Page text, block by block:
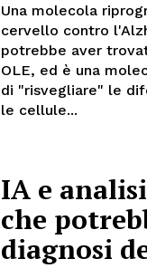
Una molecola
cervello contro
potrebbe aver
OLE, ed è una
di "risvegliare" le
le cellule...
IA e
che
diagnosi